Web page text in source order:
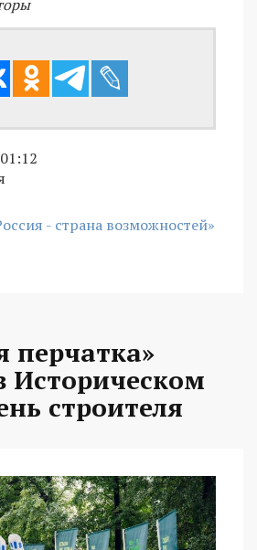
- страна возможностей»
перчатка»
Историческом
строителя